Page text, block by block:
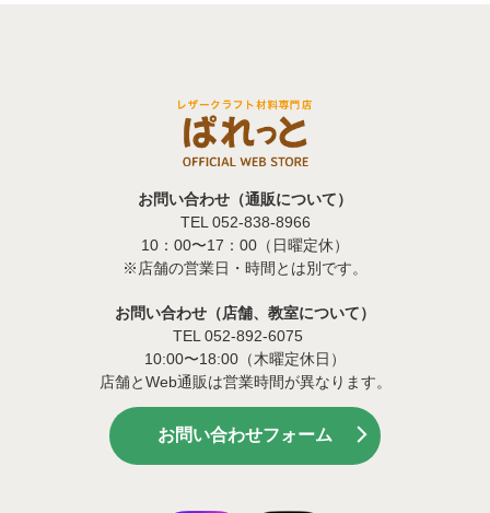
お問い合わせ（通販について）
TEL 052-838-8966
10：00〜17：00（日曜定休）
※店舗の営業日・時間とは別です。
お問い合わせ（店舗、教室について）
TEL 052-892-6075
10:00〜18:00（木曜定休日）
店舗とWeb通販は営業時間が異なります。
お問い合わせフォーム